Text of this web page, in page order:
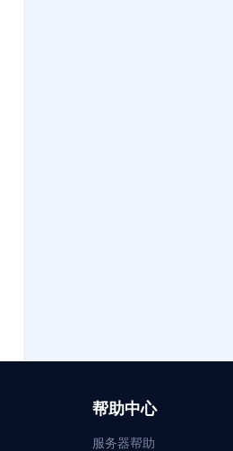
帮助中心
服务器帮助